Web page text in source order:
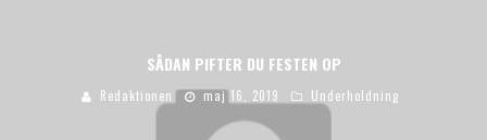
SÅDAN PIFTER DU FESTEN OP
Redaktionen maj 16, 2019 Underholdning